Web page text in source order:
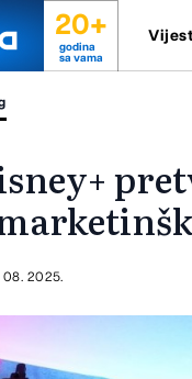
20+
godina
sa vama
08. 2025.